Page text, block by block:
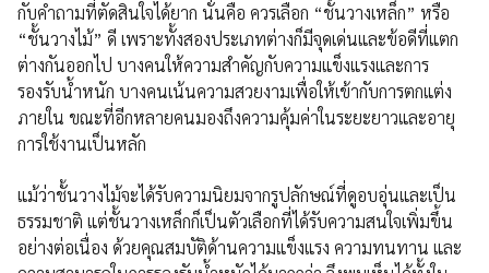
กับคำถามที่ตัดสินใจได้ยาก นั่นคือ ควรเลือก “ชั้นวางเหล็ก” หรือ
“ชั้นวางไม้” ดี เพราะทั้งสองประเภทต่างก็มีจุดเด่นและข้อดีที่แตก
ต่างกันออกไป บางคนให้ความสำคัญกับความแข็งแรงและการ
รองรับน้ำหนัก บางคนเน้นความสวยงามเพื่อให้เข้ากับการตกแต่ง
ภายใน ขณะที่อีกหลายคนมองถึงความคุ้มค่าในระยะยาวและอายุ
การใช้งานเป็นหลัก
แม้ว่าชั้นวางไม้จะได้รับความนิยมจากรูปลักษณ์ที่ดูอบอุ่นและเป็น
ธรรมชาติ แต่ชั้นวางเหล็กก็เป็นตัวเลือกที่ได้รับความสนใจเพิ่มขึ้น
อย่างต่อเนื่อง ด้วยคุณสมบัติด้านความแข็งแรง ความทนทาน และ